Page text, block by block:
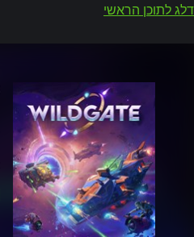
דלג לתוכן הראשי